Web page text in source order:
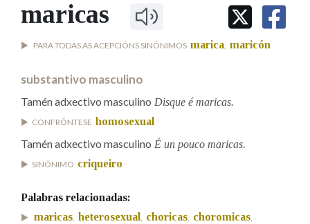
IDENTIDADE CORPORATIVA
MARCIAL DEL ADALID
CASA-MUSEO EMILIA PARDO
FIGURAS HOMENAXEADAS
HISTORIA
PORTAL DAS PALABRAS
Facebook
TwitterYoutubeInstagram
Bluesky
BUSCAR NOS LEMAS
Comeza por
Remata por
Contén
BUSCAR NO CONTIDO
maricas
PARA TODAS AS ACEPCIÓNS SINÓNIMOS marica, maricón
substantivo masculino
Tamén adxectivo masculino Disque é maricas.
CONFRÓNTESE homosexual
Tamén adxectivo masculino É un pouco maricas.
SINÓNIMO criqueiro
Palabras relacionadas:
maricas, heterosexual , choricas, choromicas,